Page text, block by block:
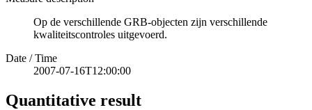
Op de verschillende GRB-objecten zijn verschillende
kwaliteitscontroles uitgevoerd.
Date / Time
2007-07-16T12:00:00
Quantitative result